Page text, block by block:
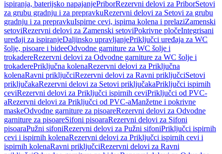
ispiranja, baterijsko napajanjePriborRezervni delovi za PriborSetovi
za grubu gradnju i za prepravkuRezervni delovi za Setovi za grubu
gradnju i za prepravkuIspirne cevi, ispirna kolena i prelaziZamenski
setoviRezervni delovi za Zamenski setoviPokrivne pločeIntegrisani
uređaji za ispiranjeDaljinsko upravljanjePriključci uređaja za WC
šolje, pisoare i bideeOdvodne garniture za WC šolje i
trokadereRezervni delovi za Odvodne garniture za WC šolje i
trokaderePriključna kolenaRezervni delovi za Priključna
kolenaRavni priključciRezervni delovi za Ravni priključciSetovi
priključakaRezervni delovi za Setovi priključakaPriključci ispirnih
ceviRezervni delovi za Priključci ispirnih ceviPriključci od PVC-
aRezervni delovi za Priključci od PVC-aManžetne i pokrivne
maskeOdvodne garniture za pisoareRezervni delovi za Odvodne
garniture za pisoareSifoni pisoaraRezervni delovi za Sifoni
pisoaraPužni sifoniRezervni delovi za Pužni sifoniPriključci ispirnih
cevi i ispirnih kolenaRezervni delovi za Priključci ispirnih cevi i
ispirnih kolenaRavni priključciRezervni delovi za Ravni